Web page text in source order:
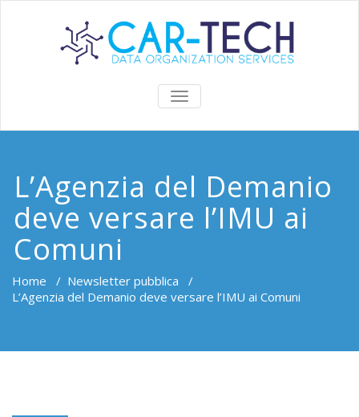
TOGGLE
L’Agenzia del Demanio
deve versare l’IMU ai
Comuni
Home / Newsletter pubblica /
L’Agenzia del Demanio deve versare l’IMU ai Comuni